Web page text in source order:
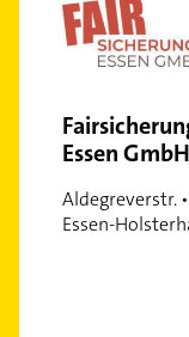
Essen GmbH
Aldegreverstr.
Essen-